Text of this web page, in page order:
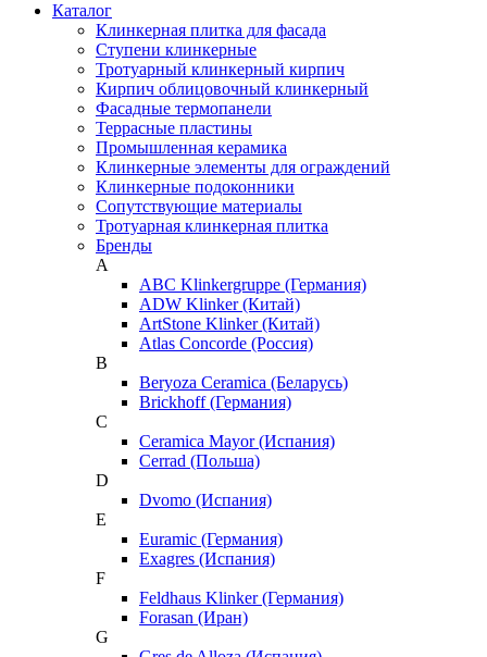
Каталог
Клинкерная плитка для фасада
Ступени клинкерные
Тротуарный клинкерный кирпич
Кирпич облицовочный клинкерный
Фасадные термопанели
Террасные пластины
Промышленная керамика
Клинкерные элементы для ограждений
Клинкерные подоконники
Сопутствующие материалы
Тротуарная клинкерная плитка
Бренды
A
ABC Klinkergruppe (Германия)
ADW Klinker (Китай)
ArtStone Klinker (Китай)
Atlas Concorde (Россия)
B
Beryoza Ceramica (Беларусь)
Brickhoff (Германия)
C
Ceramica Mayor (Испания)
Cerrad (Польша)
D
Dvomo (Испания)
E
Euramic (Германия)
Exagres (Испания)
F
Feldhaus Klinker (Германия)
Forasan (Иран)
G